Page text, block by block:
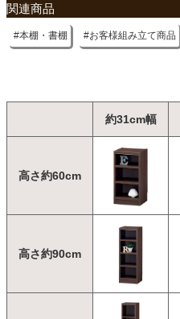
関連商品
本棚・書棚 お客様組み立て商品
約31cm幅
高さ約60cm
高さ約90cm